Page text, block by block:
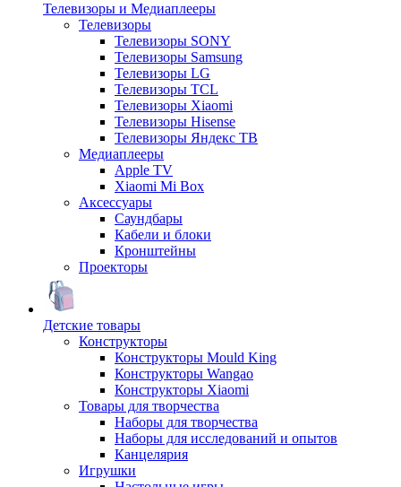
Телевизоры и Медиаплееры
Телевизоры
Телевизоры SONY
Телевизоры Samsung
Телевизоры LG
Телевизоры TCL
Телевизоры Xiaomi
Телевизоры Hisense
Телевизоры Яндекс ТВ
Медиаплееры
Apple TV
Xiaomi Mi Box
Аксессуары
Саундбары
Кабели и блоки
Кронштейны
Проекторы
Детские товары
Конструкторы
Конструкторы Mould King
Конструкторы Wangao
Конструкторы Xiaomi
Товары для творчества
Наборы для творчества
Наборы для исследований и опытов
Канцелярия
Игрушки